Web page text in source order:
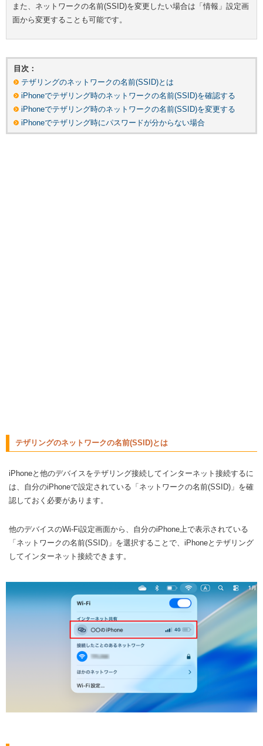
また、ネットワークの名前(SSID)を変更したい場合は「情報」設定画
面から変更することも可能です。
目次：
テザリングのネットワークの名前(SSID)とは
iPhoneでテザリング時のネットワークの名前(SSID)を確認する
iPhoneでテザリング時のネットワークの名前(SSID)を変更する
iPhoneでテザリング時にパスワードが分からない場合
テザリングのネットワークの名前(SSID)とは
iPhoneと他のデバイスをテザリング接続してインターネット接続するに
は、自分のiPhoneで設定されている「ネットワークの名前(SSID)」を確
認しておく必要があります。
他のデバイスのWi-Fi設定画面から、自分のiPhone上で表示されている
「ネットワークの名前(SSID)」を選択することで、iPhoneとテザリング
してインターネット接続できます。